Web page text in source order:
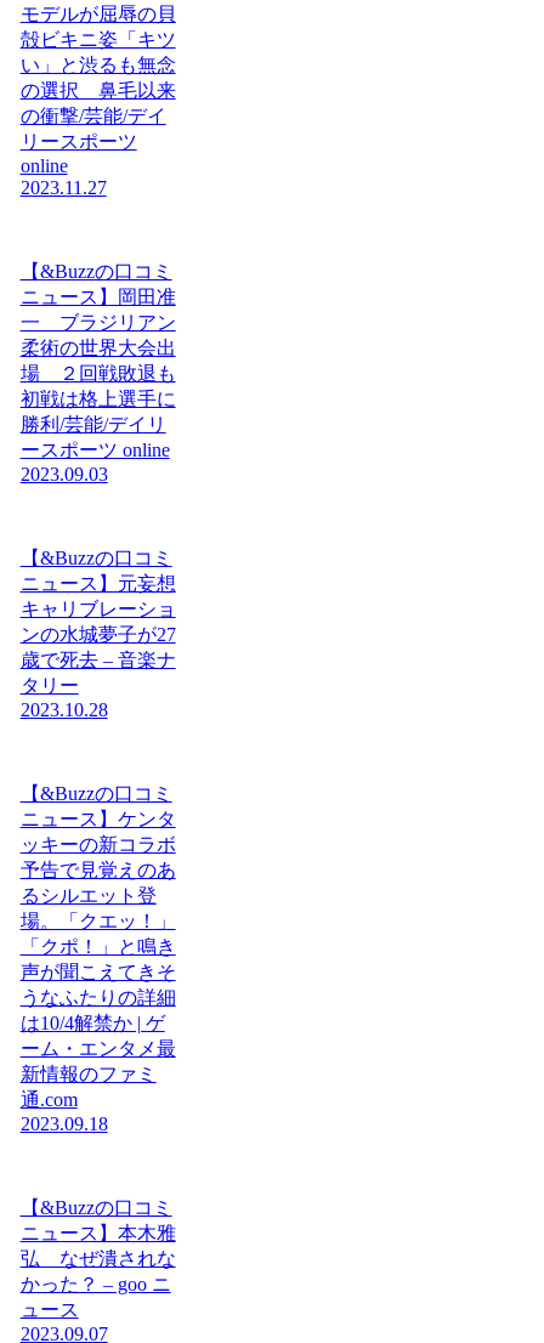
モデルが屈辱の貝
殻ビキニ姿「キツ
い」と渋るも無念
の選択 鼻毛以来
の衝撃/芸能/デイ
リースポーツ
online
2023.11.27
【&Buzzの口コミ
ニュース】岡田准
一 ブラジリアン
柔術の世界大会出
場 ２回戦敗退も
初戦は格上選手に
勝利/芸能/デイリ
ースポーツ online
2023.09.03
【&Buzzの口コミ
ニュース】元妄想
キャリブレーショ
ンの水城夢子が27
歳で死去 – 音楽ナ
タリー
2023.10.28
【&Buzzの口コミ
ニュース】ケンタ
ッキーの新コラボ
予告で見覚えのあ
るシルエット登
場。「クエッ！」
「クポ！」と鳴き
声が聞こえてきそ
うなふたりの詳細
は10/4解禁か | ゲ
ーム・エンタメ最
新情報のファミ
通.com
2023.09.18
【&Buzzの口コミ
ニュース】本木雅
弘 なぜ潰されな
かった？ – goo ニ
ュース
2023.09.07